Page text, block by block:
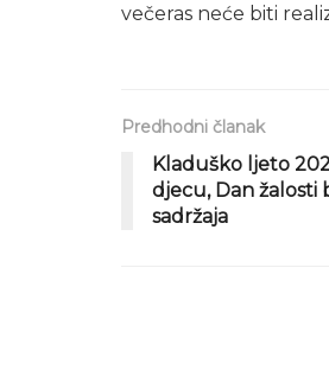
večeras neće biti
Predhodni članak
Kladuško ljeto
djecu, Dan žalosti
sadržaja